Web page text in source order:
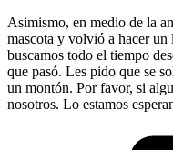
Asimismo, en medio de la
mascota y volvió a hacer un
buscamos todo el tiempo
que pasó. Les pido que se
un montón. Por favor, si
nosotros. Lo estamos